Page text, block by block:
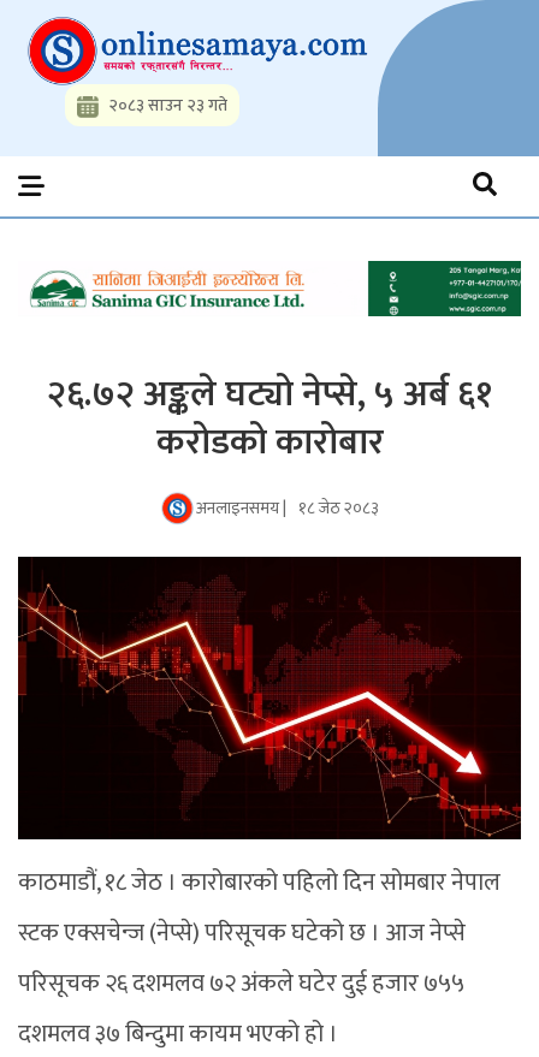
content
Onlinesamaya.com
Nepal News Portal, Business, Hot News, Interview, Opinions,
Politics, Science, Technology, Social, Media, Sports, Youth, Model
Watch, Movies
२०८३ साउन २३ गते
२६.७२ अङ्कले घट्यो नेप्से, ५ अर्ब ६१
करोडको कारोबार
अनलाइनसमय | १८ जेठ २०८३
काठमाडौं, १८ जेठ । कारोबारको पहिलो दिन सोमबार नेपाल
स्टक एक्सचेन्ज (नेप्से) परिसूचक घटेको छ । आज नेप्से
परिसूचक २६ दशमलव ७२ अंकले घटेर दुई हजार ७५५
दशमलव ३७ बिन्दुमा कायम भएको हो ।